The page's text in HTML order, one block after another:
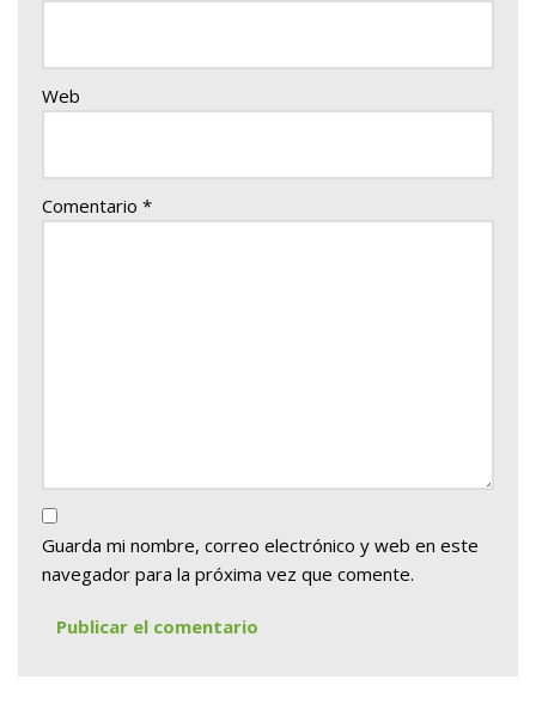
Web
Comentario *
Guarda mi nombre, correo electrónico y web en este
navegador para la próxima vez que comente.